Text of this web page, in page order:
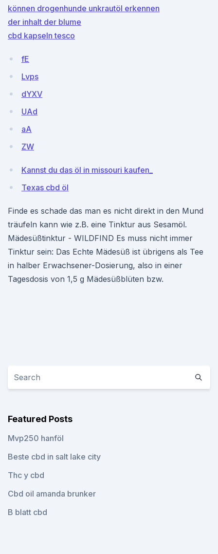
können drogenhunde unkrautöl erkennen
der inhalt der blume
cbd kapseln tesco
fE
Lvps
dYXV
UAd
aA
ZW
Kannst du das öl in missouri kaufen_
Texas cbd öl
Finde es schade das man es nicht direkt in den Mund
träufeln kann wie z.B. eine Tinktur aus Sesamöl.
Mädesüßtinktur - WILDFIND Es muss nicht immer
Tinktur sein: Das Echte Mädesüß ist übrigens als Tee
in halber Erwachsener-Dosierung, also in einer
Tagesdosis von 1,5 g Mädesüßblüten bzw.
Featured Posts
Mvp250 hanföl
Beste cbd in salt lake city
Thc y cbd
Cbd oil amanda brunker
B blatt cbd